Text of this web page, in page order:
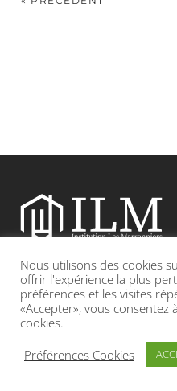
Etablissement catholique
Adresse : 19, Grande rue
INFOS LÉGALES
Nous utilisons des cookies
offrir l'expérience la plus
préférences et les visites
«Accepter», vous consentez
cookies.
Préférences Cookies